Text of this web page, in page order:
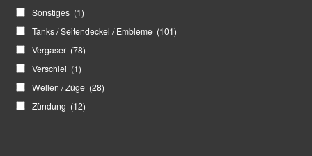
Sonstiges (1)
Tanks / Seitendeckel / Embleme (101)
Vergaser (78)
Verschlei (1)
Wellen / Züge (28)
Zündung (12)